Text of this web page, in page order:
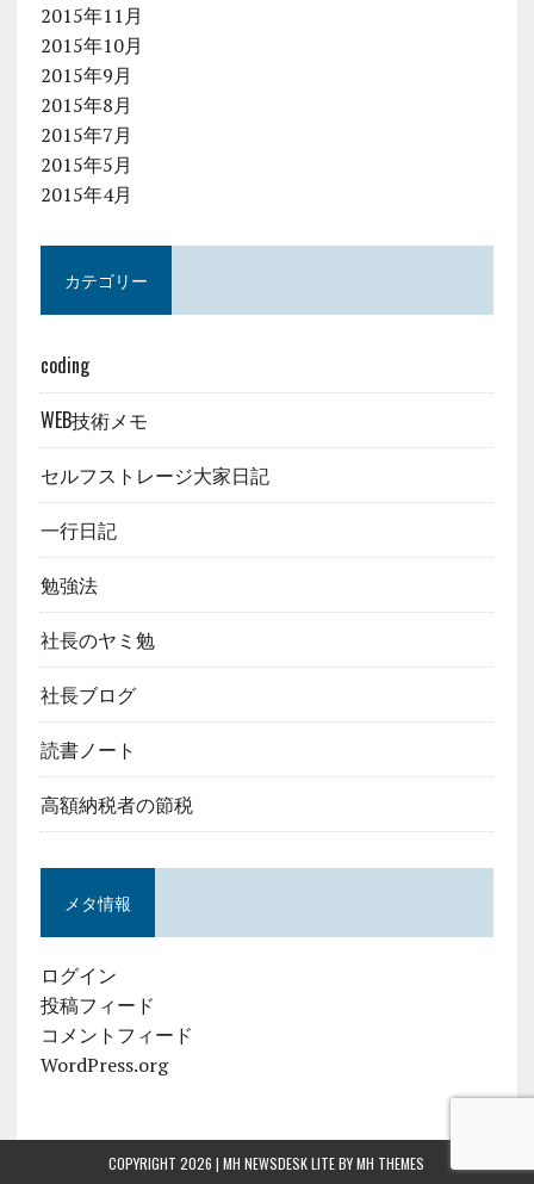
2015年11月
2015年10月
2015年9月
2015年8月
2015年7月
2015年5月
2015年4月
カテゴリー
coding
WEB技術メモ
セルフストレージ大家日記
一行日記
勉強法
社長のヤミ勉
社長ブログ
読書ノート
高額納税者の節税
メタ情報
ログイン
投稿フィード
コメントフィード
WordPress.org
COPYRIGHT 2026 | MH NEWSDESK LITE BYMH THEMES